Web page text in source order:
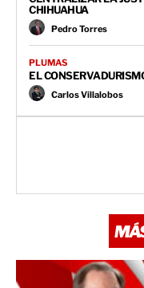
CHIHUAHUA
Pedro Torres
PLUMAS
EL
Carlos Villalobos